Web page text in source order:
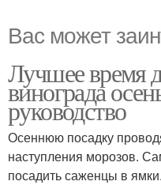
Вас может
Лучшее время
винограда
руководство
Осеннюю посадку
наступления морозов.
посадить саженцы в ямки.